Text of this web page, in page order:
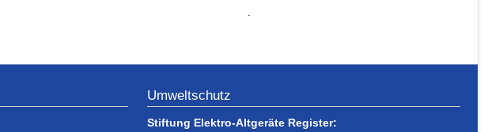
Umweltschutz
Stiftung Elektro-Altgeräte Register: